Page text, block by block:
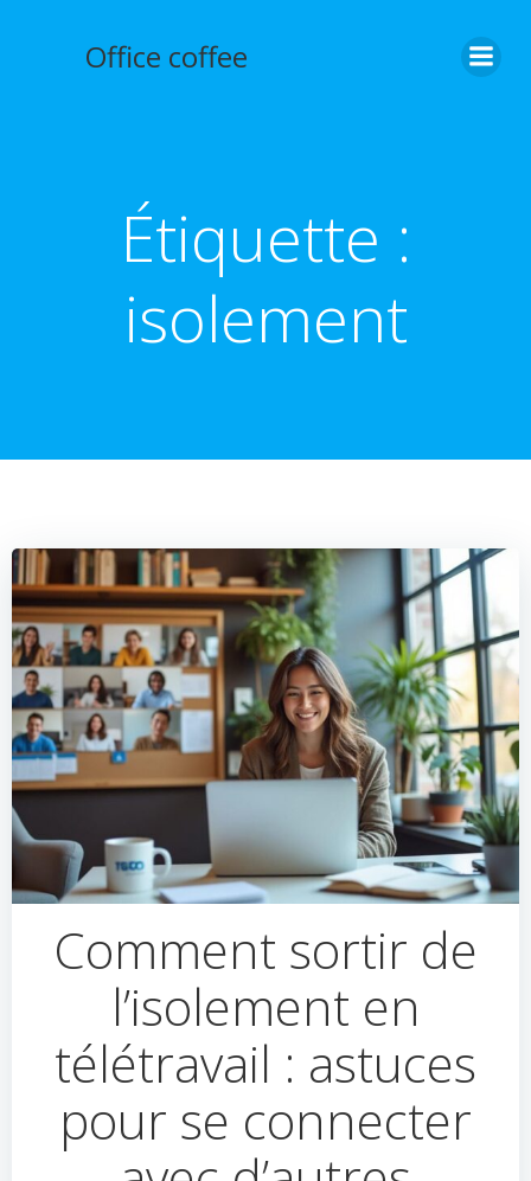
Office coffee
Étiquette :
isolement
Comment sortir de
l’isolement en
télétravail : astuces
pour se connecter